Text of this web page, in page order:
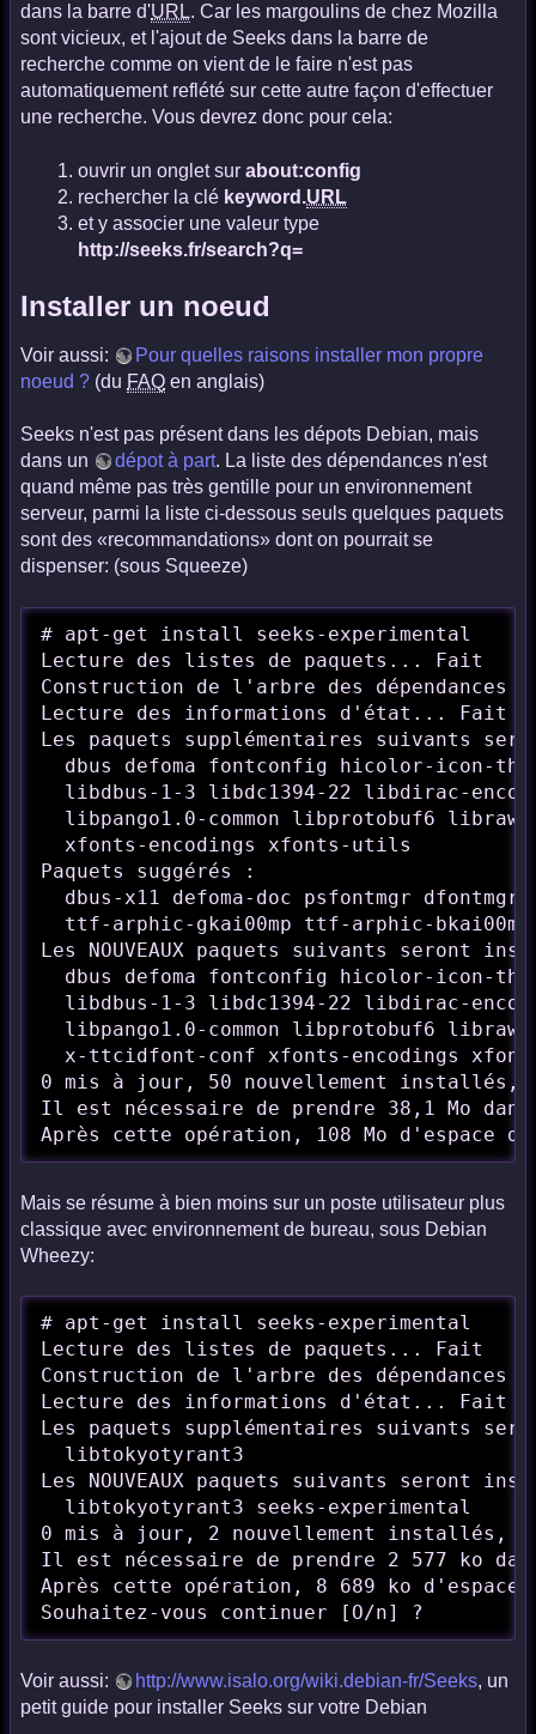
dans la barre d'URL. Car les margoulins de chez Mozilla
sont vicieux, et l'ajout de Seeks dans la barre de
recherche comme on vient de le faire n'est pas
automatiquement reflété sur cette autre façon d'effectuer
une recherche. Vous devrez donc pour cela:
ouvrir un onglet sur about:config
rechercher la clé keyword.URL
et y associer une valeur type
http://seeks.fr/search?q=
Installer un noeud
Voir aussi:
Pour quelles raisons installer mon propre
noeud ? (du FAQ en anglais)
Seeks n'est pas présent dans les dépots Debian, mais
dans un
dépot à part. La liste des dépendances n'est
quand même pas très gentille pour un environnement
serveur, parmi la liste ci-dessous seuls quelques paquets
sont des «recommandations» dont on pourrait se
dispenser: (sous Squeeze)
# apt-get install seeks-experimental
Lecture des listes de paquets... Fait
Construction de l'arbre des
Lecture des informations d'état... Fait
Les paquets supplémentaires suivants
dbus defoma fontconfig hicolor-icon-
libdbus-1-3 libdc1394-22 libdirac-
libpango1.0-common libprotobuf6
  xfonts-encodings xfonts-utils
Paquets suggérés :
dbus-x11 defoma-doc psfontmgr dfontmgr
ttf-arphic-gkai00mp ttf-arphic-
Les NOUVEAUX paquets suivants seront
dbus defoma fontconfig hicolor-icon-
libdbus-1-3 libdc1394-22 libdirac-
libpango1.0-common libprotobuf6
x-ttcidfont-conf xfonts-encodings
0 mis à jour, 50 nouvellement
Il est nécessaire de prendre 38,1 Mo
Après cette opération, 108 Mo d'espace
Mais se résume à bien moins sur un poste utilisateur plus
classique avec environnement de bureau, sous Debian
Wheezy:
# apt-get install seeks-experimental
Lecture des listes de paquets... Fait
Construction de l'arbre des
Lecture des informations d'état... Fait
Les paquets supplémentaires suivants
  libtokyotyrant3
Les NOUVEAUX paquets suivants seront
  libtokyotyrant3 seeks-experimental
0 mis à jour, 2 nouvellement installés,
Il est nécessaire de prendre 2 577 ko
Après cette opération, 8 689 ko
Souhaitez-vous continuer [O/n] ?
Voir aussi: http://www.isalo.org/wiki.debian-fr/Seeks, un
petit guide pour installer Seeks sur votre Debian